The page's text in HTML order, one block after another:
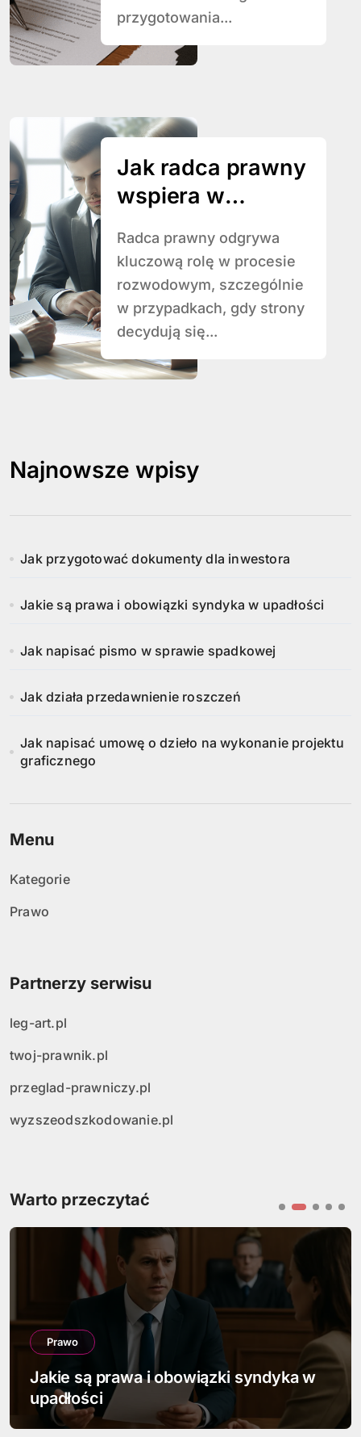
przygotowania...
Jak radca prawny
wspiera w
rozwodowych bez
orzekania o
winie?
Radca prawny odgrywa
kluczową rolę w procesie
rozwodowym, szczególnie
w przypadkach, gdy strony
decydują się...
Najnowsze wpisy
Jak przygotować dokumenty dla inwestora
Jakie są prawa i obowiązki syndyka w upadłości
Jak napisać pismo w sprawie spadkowej
Jak działa przedawnienie roszczeń
Jak napisać umowę o dzieło na wykonanie projektu
graficznego
Menu
Kategorie
Prawo
Partnerzy serwisu
leg-art.pl
twoj-prawnik.pl
przeglad-prawniczy.pl
wyzszeodszkodowanie.pl
Warto przeczytać
Prawo
Jakie są prawa i obowiązki syndyka w
upadłości